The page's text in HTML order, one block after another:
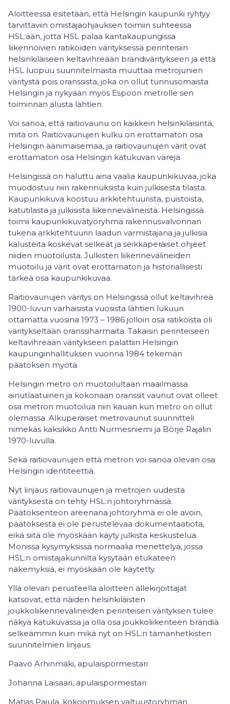
Aloitteessa esitetään, että Helsingin kaupunki ryhtyy
tarvittaviin omistajaohjauksen toimiin suhteessa
HSL:ään, jotta HSL palaa kantakaupungissa
liikennöivien ratikoiden värityksessä perinteisiin
helsinkiläiseen keltavihreään brändiväritykseen ja että
HSL luopuu suunnitelmasta muuttaa metrojunien
väritystä pois oranssista, joka on ollut tunnusomaista
Helsingin ja nykyään myös Espoon metrolle sen
toiminnan alusta lähtien.
Voi sanoa, että raitiovaunu on kaikkein helsinkiläisintä,
mitä on. Raitiovaunujen kulku on erottamaton osa
Helsingin äänimaisemaa, ja raitiovaunujen värit ovat
erottamaton osa Helsingin katukuvan värejä.
Helsingissä on haluttu aina vaalia kaupunkikuvaa, joka
muodostuu niin rakennuksista kuin julkisesta tilasta.
Kaupunkikuva koostuu arkkitehtuurista, puistoista,
katutilasta ja julkisista liikennevälineistä. Helsingissä
toimii kaupunkikuvatyöryhmä rakennusvalvonnan
tukena arkkitehtuurin laadun varmistajana ja julkisia
kalusteita koskevat selkeät ja seikkaperäiset ohjeet
niiden muotoilusta. Julkisten liikennevälineiden
muotoilu ja värit ovat erottamaton ja historiallisesti
tärkeä osa kaupunkikuvaa.
Raitiovaunujen väritys on Helsingissä ollut keltavihreä
1900-luvun varhaisista vuosista lähtien lukuun
ottamatta vuosina 1973 – 1986 jolloin osa ratikoista oli
väritykseltään oranssiharmaita. Takaisin perinteiseen
keltavihreään väritykseen palattiin Helsingin
kaupunginhallituksen vuonna 1984 tekemän
päätöksen myötä.
Helsingin metro on muotoilultaan maailmassa
ainutlaatuinen ja kokonaan oranssit vaunut ovat olleet
osa metron muotoilua niin kauan kun metro on ollut
olemassa. Alkuperäiset metrovaunut suunnitteli
nimekäs kaksikko Antti Nurmesniemi ja Börje Rajalin
1970-luvulla.
Sekä raitiovaunujen että metron voi sanoa olevan osa
Helsingin identiteettiä.
Nyt linjaus raitiovaunujen ja metrojen uudesta
värityksestä on tehty HSL:n johtoryhmässä.
Päätöksenteon areenana johtoryhmä ei ole avoin,
päätöksestä ei ole perustelevaa dokumentaatiota,
eikä siitä ole myöskään käyty julkista keskustelua.
Monissa kysymyksissä normaalia menettelyä, jossa
HSL:n omistajakunnilta kysytään etukäteen
näkemyksiä, ei myöskään ole käytetty.
Yllä olevan perusteella aloitteen allekirjoittajat
katsovat, että näiden helsinkiläisten
joukkoliikennevälineiden perinteisen värityksen tulee
näkyä katukuvassa ja olla osa joukkoliikenteen brändiä
selkeämmin kuin mikä nyt on HSL:n tämänhetkisten
suunnitelmien linjaus.
Paavo Arhinmäki, apulaispormestari
Johanna Laisaari, apulaispormestari
Matias Pajula, kokoomuksen valtuustoryhmän